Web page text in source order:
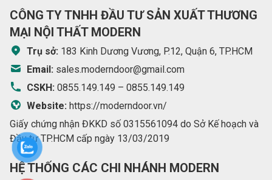
CÔNG TY TNHH ĐẦU TƯ SẢN XUẤT THƯƠNG
MẠI NỘI THẤT MODERN
Trụ sở: 183 Kinh Dương Vương, P.12, Quận 6, TP.HCM
Email: sales.moderndoor@gmail.com
CSKH: 0855.149.149 – 0855.149.149
Website: https://moderndoor.vn/
Giấy chứng nhận ĐKKD số 0315561094 do Sở Kế hoạch và
Đầu tư TP.HCM cấp ngày 13/03/2019
HỆ THỐNG CÁC CHI NHÁNH MODERN